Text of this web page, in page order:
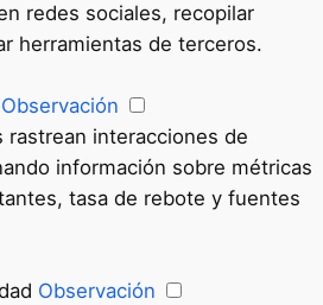
redes sociales, recopilar
herramientas de terceros.
Observación
rastrean interacciones de
información sobre métricas
tasa de rebote y fuentes
Observación